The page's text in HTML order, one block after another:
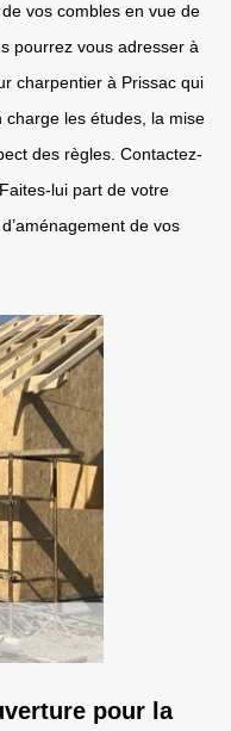
vos combles en vue de
pourrez vous adresser à
charpentier à Prissac qui
les études, la mise
des règles. Contactez-
lui part de votre
de vos
pour la